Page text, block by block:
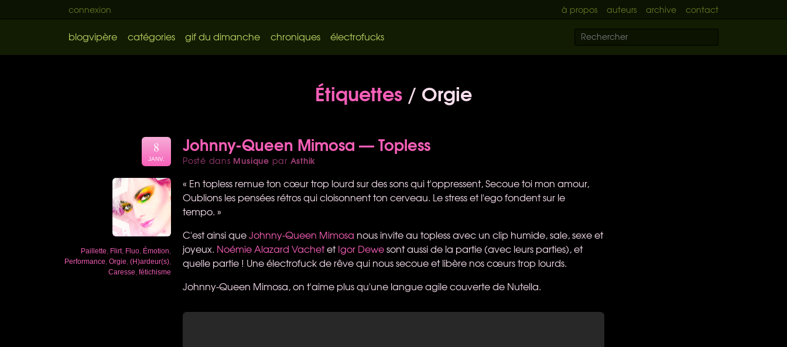
connexion à propos auteurs archive contact
blogvipère catégories gif du dimanche chroniques électrofucks
Étiquettes / Orgie
Johnny-Queen Mimosa — Topless
Posté dans Musique par Asthik
8
JANV.
Paillette Flirt, Fluo Émotion
Performance Orgie (H)ardeur(s)
Caresse fétichisme
« En topless remue ton cœur trop lourd sur des sons qui t'oppressent, Secoue toi mon amour,
Oublions les pensées rétros qui cloisonnent ton cerveau. Le stress et l'ego fondent sur le
tempo. »
C'est ainsi queJohnny-Queen Mimosa nous invite au topless avec un clip humide, sale, sexe et
joyeux. Noémie Alazard VachetetIgor Dewesont aussi de la partie (avec leurs parties), et
quelle partie ! Une électrofuck de rêve qui nous secoue et libère nos cœurs trop lourds.
Johnny-Queen Mimosa, on t'aime plus qu'une langue agile couverte de Nutella.